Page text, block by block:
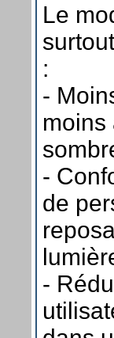
Le
:
-
moins
-
de
-